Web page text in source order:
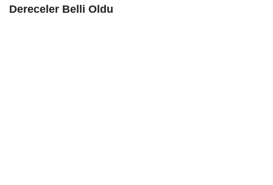
Dereceler Belli Oldu